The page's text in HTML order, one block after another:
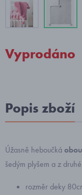
Vyprodáno
Popis zboží
Úžasně heboučká
šedým plyšem a z
rozměr deky